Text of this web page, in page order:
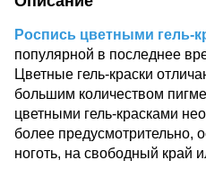
Роспись цветными гель-
популярной в последнее
Цветные гель-краски
большим количеством
цветными гель-красками
более предусмотрительно,
ноготь, на свободный край